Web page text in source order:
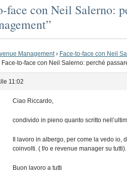
face con Neil Salerno:
Management › Face-to-face con Neil
Face-to-face con Neil Salerno: perché
11:02
Ciao Riccardo,
condivido in pieno quanto scritto
Il lavoro in albergo, per come la vedo io,
coinvolti. ( f/o e revenue manager su tutti).
Buon lavoro a tutti